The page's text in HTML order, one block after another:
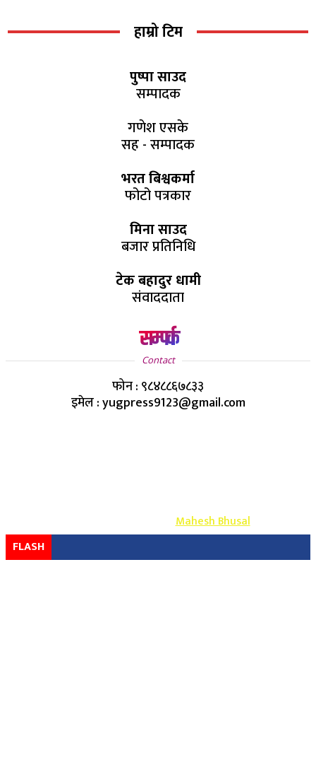
हाम्रो टिम
पुष्पा साउद
सम्पादक
गणेश एसके
सह - सम्पादक
भरत बिश्वकर्मा
फोटो पत्रकार
मिना साउद
बजार प्रतिनिधि
टेक बहादुर धामी
संवाददाता
सम्पर्क
Contact
फोन : ९८४८८६७८३३
इमेल : yugpress9123@gmail.com
Design & Develop By-Mahesh Bhusal
FLASH